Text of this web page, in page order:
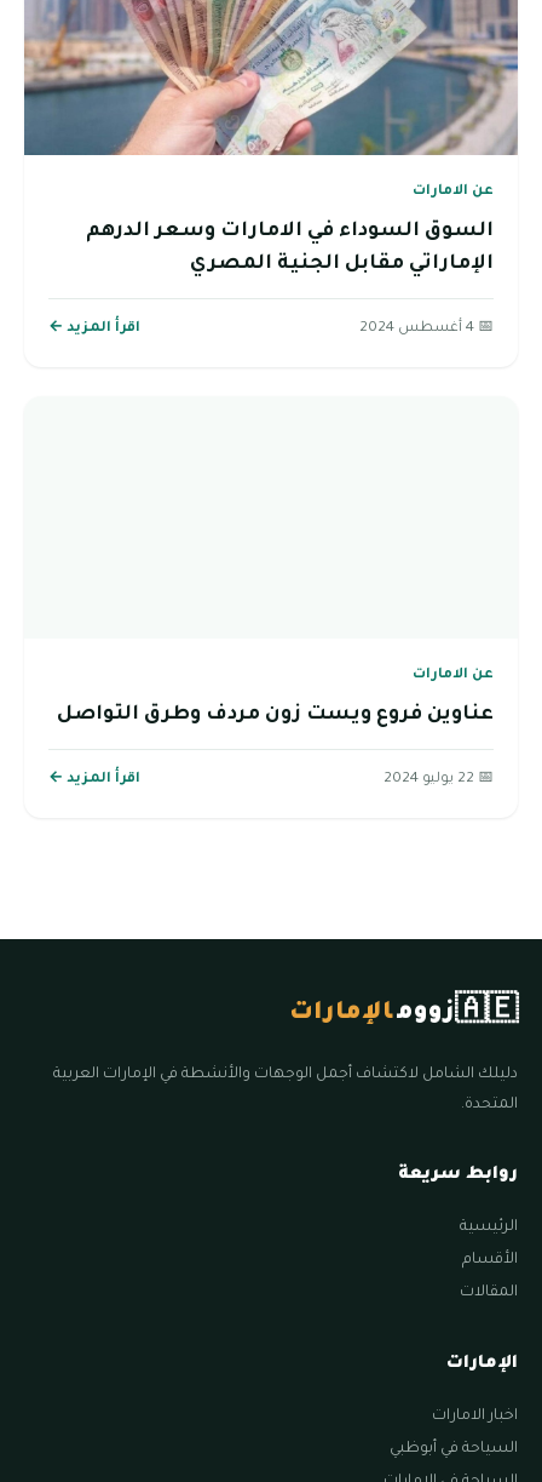
عن الامارات
السوق السوداء في الامارات وسعر الدرهم
الإماراتي مقابل الجنية المصري
📅 4 أغسطس 2024 اقرأ المزيد ←
عن الامارات
عناوين فروع ويست زون مردف وطرق التواصل
📅 22 يوليو 2024 اقرأ المزيد ←
🇦🇪زوومالإمارات
دليلك الشامل لاكتشاف أجمل الوجهات والأنشطة في الإمارات العربية
المتحدة.
روابط سريعة
الرئيسية
الأقسام
المقالات
الإمارات
اخبار الامارات
السياحة في أبوظبي